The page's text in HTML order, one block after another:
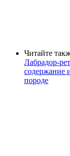
Читайте
Лабрадор-
содержание
породе